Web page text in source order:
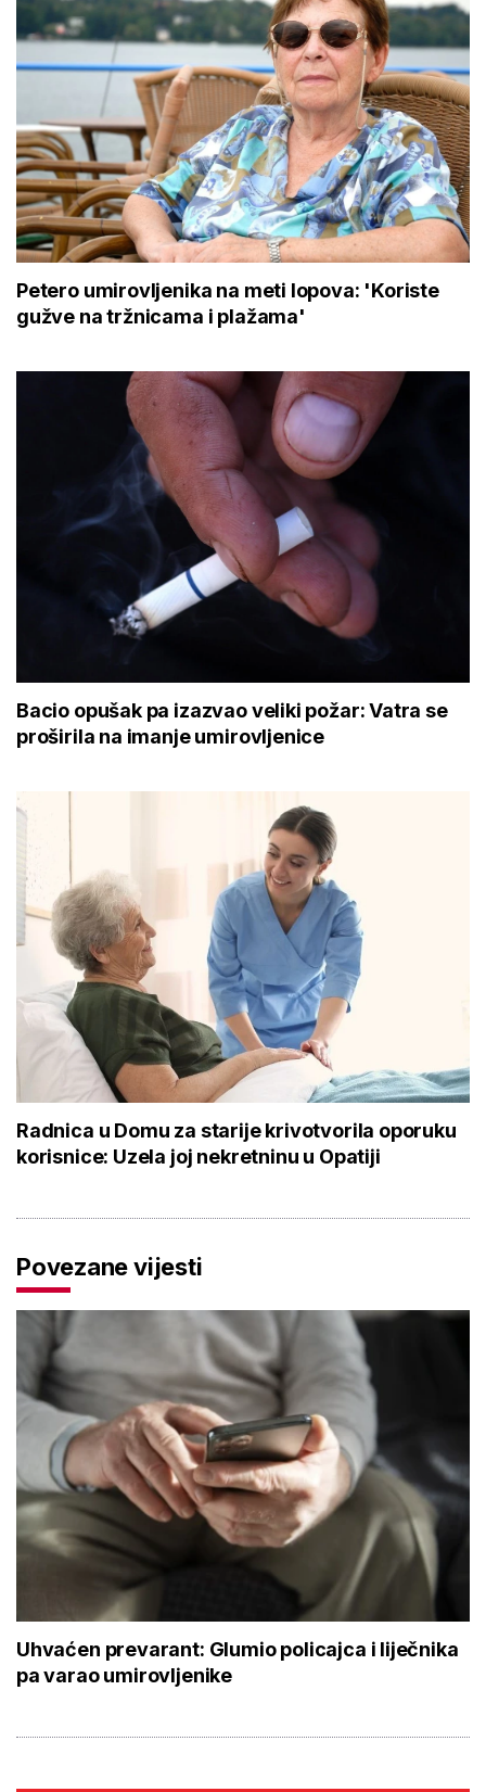
Petero umirovljenika na meti lopova: 'Koriste
gužve na tržnicama i plažama'
Bacio opušak pa izazvao veliki požar: Vatra se
proširila na imanje umirovljenice
Radnica u Domu za starije krivotvorila oporuku
korisnice: Uzela joj nekretninu u Opatiji
Povezane vijesti
Uhvaćen prevarant: Glumio policajca i liječnika
pa varao umirovljenike